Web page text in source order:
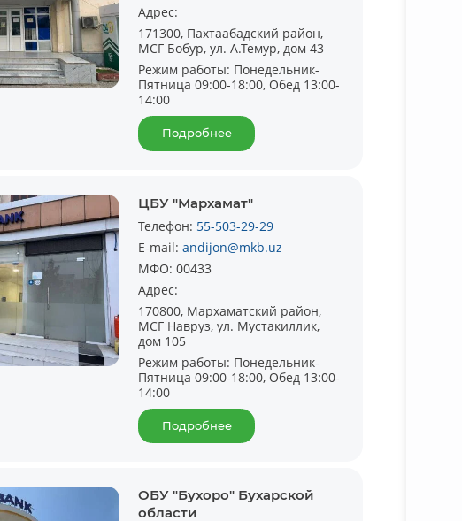
Адрес:
171300, Пахтаабадский район,
МСГ Бобур, ул. А.Темур, дом 43
Режим работы: Понедельник-
Пятница 09:00-18:00, Обед 13:00-
14:00
Подробнее
ЦБУ "Мархамат"
Телефон: 55-503-29-29
E-mail:andijon@mkb.uz
МФО:00433
Адрес:
170800, Мархаматский район,
МСГ Навруз, ул. Мустакиллик,
дом 105
Режим работы: Понедельник-
Пятница 09:00-18:00, Обед 13:00-
14:00
Подробнее
ОБУ "Бухоро" Бухарской
области